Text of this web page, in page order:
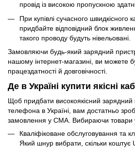
провід із високою пропускною
При купівлі сучасного швидкісного
придбайте відповідний блок
такого проводу будуть нівельовані.
Замовляючи будь-який зарядний
нашому інтернет-магазині, ви можете
працездатності й довговічності.
Де в Україні купити якісні
Щоб придбати високоякісний
телефона в Україні, вам достатньо
замовлення у CMA. Вибираючи товари
Кваліфіковане обслуговування та
Який шнур вибрати, скільки коштує